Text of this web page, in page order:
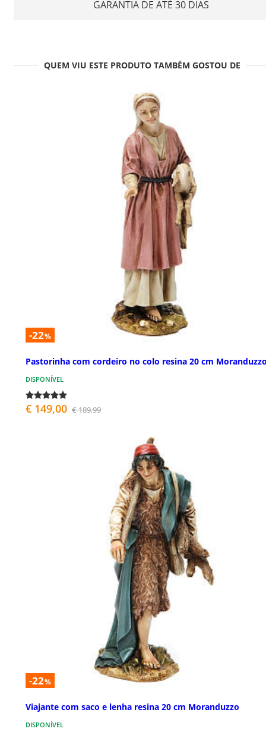
GARANTIA DE ATÉ 30 DIAS
QUEM VIU ESTE PRODUTO TAMBÉM GOSTOU DE
-22%
Pastorinha com cordeiro no colo resina 20 cm
DISPONÍVEL
€ 149,00 € 189,99
-22%
Viajante com saco e lenha resina 20 cm Moranduzzo
DISPONÍVEL